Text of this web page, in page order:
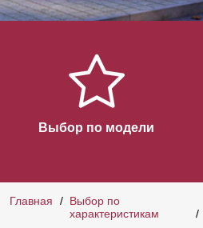
Выбор по модели
Главная
Выбор по
характеристикам